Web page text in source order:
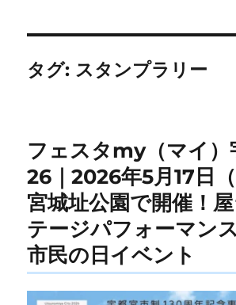
タグ: スタンプラリー
フェスタmy（マイ）
26｜2026年5月17日
宮城址公園で開催！
テージパフォーマン
市民の日イベント